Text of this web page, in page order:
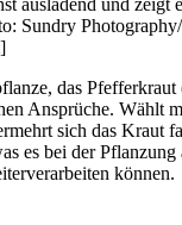
Sundry Photography/
das Pfefferkraut
Ansprüche. Wählt
sich das Kraut
es bei der
können.